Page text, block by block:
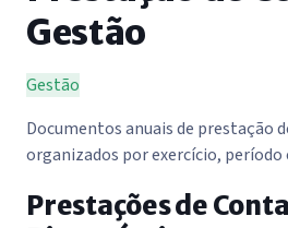
Gestão
Gestão
Documentos anuais de prestação
organizados por exercício, período
Prestações de